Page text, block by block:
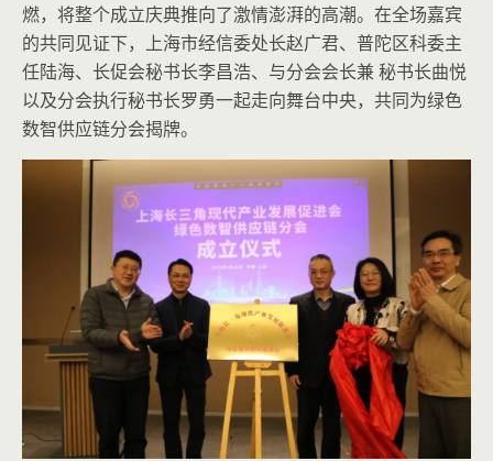
燃，将整个成立庆典推向了激情澎湃的高潮。在全场嘉宾
的共同见证下，上海市经信委处长赵广君、普陀区科委主
任陆海、长促会秘书长李昌浩、与分会会长兼 秘书长曲悦
以及分会执行秘书长罗勇一起走向舞台中央，共同为绿色
数智供应链分会揭牌。